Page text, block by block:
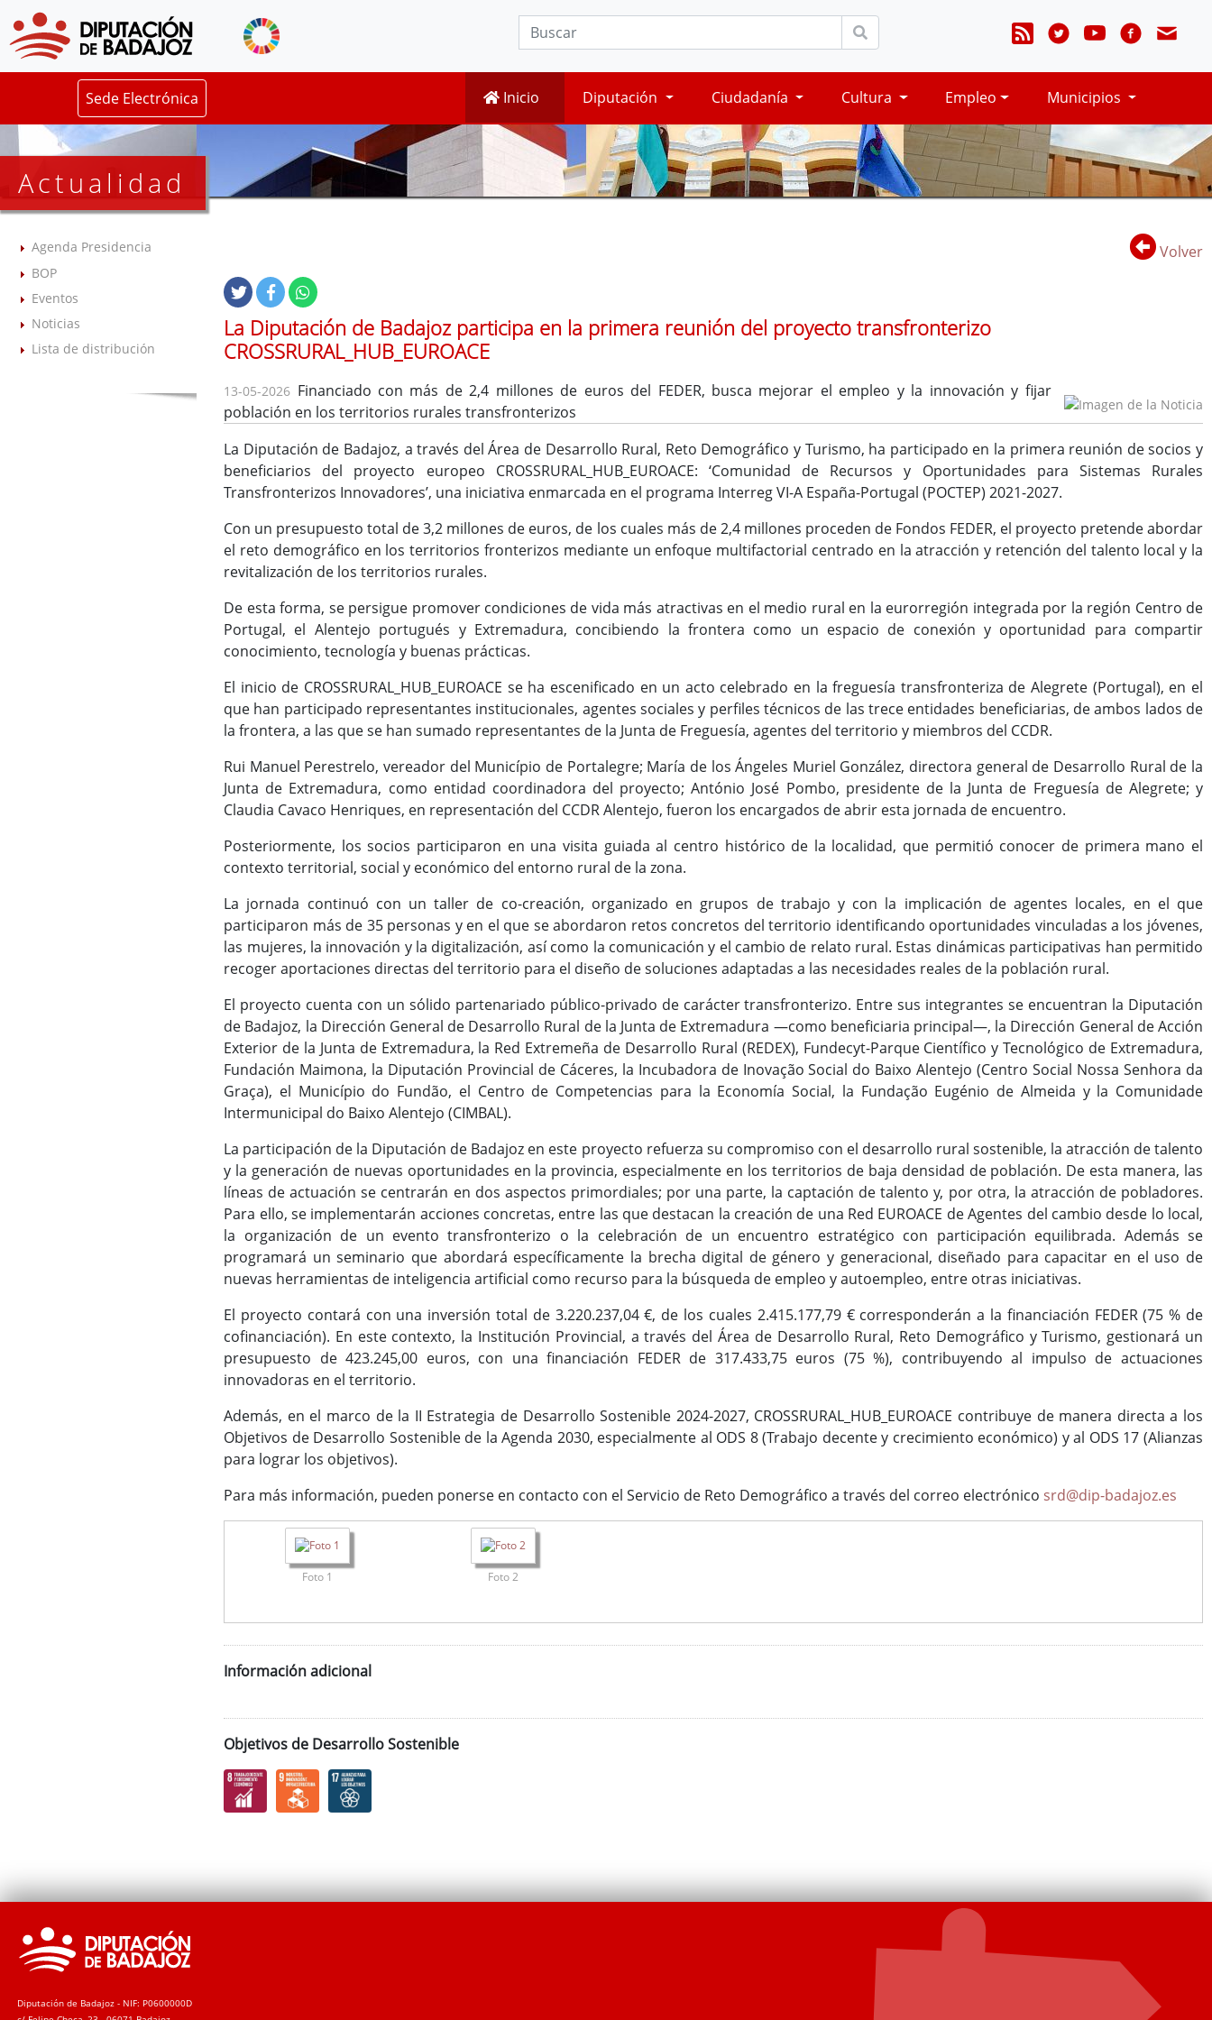
Sede Electrónica Inicio Diputación Ciudadanía Cultura Empleo Municipios
Actualidad
Agenda Presidencia
BOP
Eventos
Noticias
Lista de distribución
Volver
La Diputación de Badajoz participa en la primera reunión del proyecto transfronterizo
CROSSRURAL_HUB_EUROACE
13-05-2026 Financiado con más de 2,4 millones de euros del FEDER, busca mejorar el empleo y la innovación y fijar
población en los territorios rurales transfronterizos
La Diputación de Badajoz, a través del Área de Desarrollo Rural, Reto Demográfico y Turismo, ha participado en la primera reunión de socios y
beneficiarios del proyecto europeo CROSSRURAL_HUB_EUROACE: ‘Comunidad de Recursos y Oportunidades para Sistemas Rurales
Transfronterizos Innovadores’, una iniciativa enmarcada en el programa Interreg VI-A España-Portugal (POCTEP) 2021-2027.
Con un presupuesto total de 3,2 millones de euros, de los cuales más de 2,4 millones proceden de Fondos FEDER, el proyecto pretende abordar
el reto demográfico en los territorios fronterizos mediante un enfoque multifactorial centrado en la atracción y retención del talento local y la
revitalización de los territorios rurales.
De esta forma, se persigue promover condiciones de vida más atractivas en el medio rural en la eurorregión integrada por la región Centro de
Portugal, el Alentejo portugués y Extremadura, concibiendo la frontera como un espacio de conexión y oportunidad para compartir
conocimiento, tecnología y buenas prácticas.
El inicio de CROSSRURAL_HUB_EUROACE se ha escenificado en un acto celebrado en la freguesía transfronteriza de Alegrete (Portugal), en el
que han participado representantes institucionales, agentes sociales y perfiles técnicos de las trece entidades beneficiarias, de ambos lados de
la frontera, a las que se han sumado representantes de la Junta de Freguesía, agentes del territorio y miembros del CCDR.
Rui Manuel Perestrelo, vereador del Município de Portalegre; María de los Ángeles Muriel González, directora general de Desarrollo Rural de la
Junta de Extremadura, como entidad coordinadora del proyecto; António José Pombo, presidente de la Junta de Freguesía de Alegrete; y
Claudia Cavaco Henriques, en representación del CCDR Alentejo, fueron los encargados de abrir esta jornada de encuentro.
Posteriormente, los socios participaron en una visita guiada al centro histórico de la localidad, que permitió conocer de primera mano el
contexto territorial, social y económico del entorno rural de la zona.
La jornada continuó con un taller de co-creación, organizado en grupos de trabajo y con la implicación de agentes locales, en el que
participaron más de 35 personas y en el que se abordaron retos concretos del territorio identificando oportunidades vinculadas a los jóvenes,
las mujeres, la innovación y la digitalización, así como la comunicación y el cambio de relato rural. Estas dinámicas participativas han permitido
recoger aportaciones directas del territorio para el diseño de soluciones adaptadas a las necesidades reales de la población rural.
El proyecto cuenta con un sólido partenariado público-privado de carácter transfronterizo. Entre sus integrantes se encuentran la Diputación
de Badajoz, la Dirección General de Desarrollo Rural de la Junta de Extremadura —como beneficiaria principal—, la Dirección General de Acción
Exterior de la Junta de Extremadura, la Red Extremeña de Desarrollo Rural (REDEX), Fundecyt-Parque Científico y Tecnológico de Extremadura,
Fundación Maimona, la Diputación Provincial de Cáceres, la Incubadora de Inovação Social do Baixo Alentejo (Centro Social Nossa Senhora da
Graça), el Município do Fundão, el Centro de Competencias para la Economía Social, la Fundação Eugénio de Almeida y la Comunidade
Intermunicipal do Baixo Alentejo (CIMBAL).
La participación de la Diputación de Badajoz en este proyecto refuerza su compromiso con el desarrollo rural sostenible, la atracción de talento
y la generación de nuevas oportunidades en la provincia, especialmente en los territorios de baja densidad de población. De esta manera, las
líneas de actuación se centrarán en dos aspectos primordiales; por una parte, la captación de talento y, por otra, la atracción de pobladores.
Para ello, se implementarán acciones concretas, entre las que destacan la creación de una Red EUROACE de Agentes del cambio desde lo local,
la organización de un evento transfronterizo o la celebración de un encuentro estratégico con participación equilibrada. Además se
programará un seminario que abordará específicamente la brecha digital de género y generacional, diseñado para capacitar en el uso de
nuevas herramientas de inteligencia artificial como recurso para la búsqueda de empleo y autoempleo, entre otras iniciativas.
El proyecto contará con una inversión total de 3.220.237,04 €, de los cuales 2.415.177,79 € corresponderán a la financiación FEDER (75 % de
cofinanciación). En este contexto, la Institución Provincial, a través del Área de Desarrollo Rural, Reto Demográfico y Turismo, gestionará un
presupuesto de 423.245,00 euros, con una financiación FEDER de 317.433,75 euros (75 %), contribuyendo al impulso de actuaciones
innovadoras en el territorio.
Además, en el marco de la II Estrategia de Desarrollo Sostenible 2024-2027, CROSSRURAL_HUB_EUROACE contribuye de manera directa a los
Objetivos de Desarrollo Sostenible de la Agenda 2030, especialmente al ODS 8 (Trabajo decente y crecimiento económico) y al ODS 17 (Alianzas
para lograr los objetivos).
Para más información, pueden ponerse en contacto con el Servicio de Reto Demográfico a través del correo electrónico srd@dip-badajoz.es
Foto 1 Foto 2
Información adicional
Objetivos de Desarrollo Sostenible
Diputación de Badajoz - NIF: P0600000D